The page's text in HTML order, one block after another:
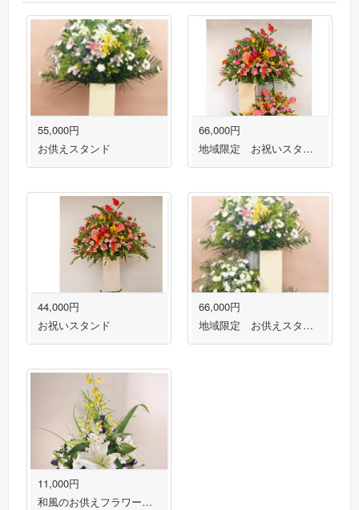
55,000円
お供えスタンド
66,000円
地域限定 お祝いスタンド 福岡市・春日市・大野城市・太宰府市対応
44,000円
お祝いスタンド
66,000円
地域限定 お供えスタンド３段盛り１対
11,000円
和風のお供えフラワーアレンジメント 送料無料！